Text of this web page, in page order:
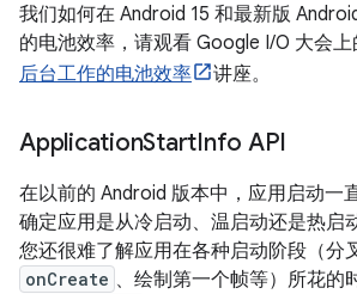
我们如何在 Android 15 和最新版
的电池效率，请观看 Google I/O 大会上
后台工作的电池效率
讲座。
ApplicationStartInfo API
在以前的 Android 版本中，应用启动一
确定应用是从冷启动、温启动还是热启
您还很难了解应用在各种启动阶段（分
onCreate 、绘制第一个帧等）所花的